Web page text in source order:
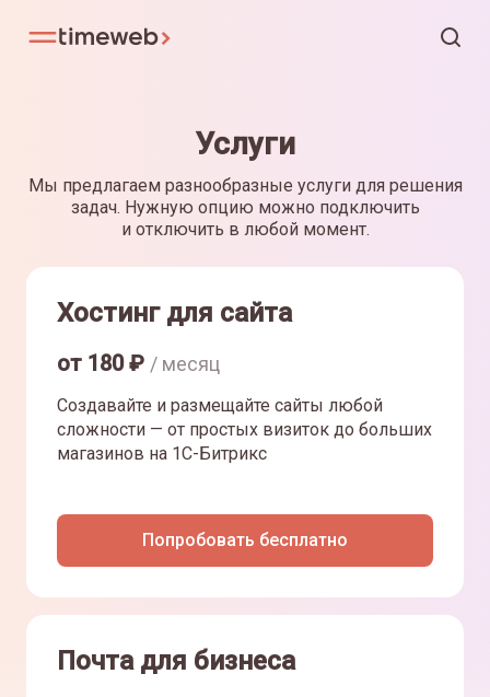
Услуги
Мы предлагаем разнообразные услуги для решения
задач. Нужную опцию можно подключить
и отключить в любой момент.
Хостинг для сайта
от 180₽ / месяц
Создавайте и размещайте сайты любой
сложности — от простых визиток до больших
магазинов на 1С-Битрикс
Попробовать бесплатно
Почта для бизнеса